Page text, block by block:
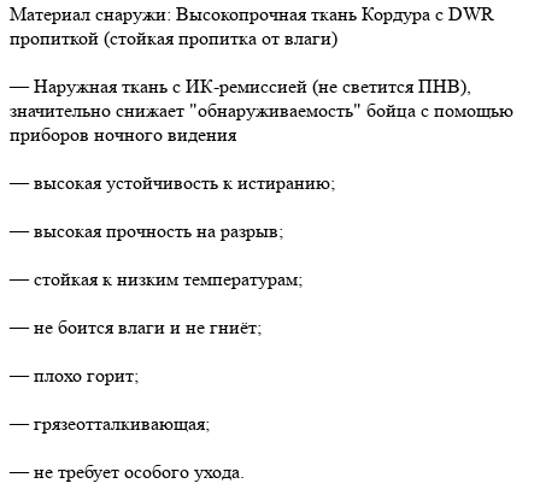
Материал снаружи: Высокопрочная ткань Кордура с DWR
пропиткой (стойкая пропитка от влаги)
— Наружная ткань с ИК-ремиссией (не светится ПНВ),
значительно снижает "обнаруживаемость" бойца с помощью
приборов ночного видения
— высокая устойчивость к истиранию;
— высокая прочность на разрыв;
— стойкая к низким температурам;
— не боится влаги и не гниёт;
— плохо горит;
— грязеотталкивающая;
— не требует особого ухода.